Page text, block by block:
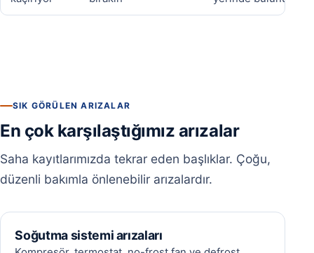
SIK GÖRÜLEN ARIZALAR
En çok karşılaştığımız arızalar
Saha kayıtlarımızda tekrar eden başlıklar. Çoğu,
düzenli bakımla önlenebilir arızalardır.
Soğutma sistemi arızaları